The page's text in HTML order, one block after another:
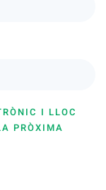
I LLOC
PRÒXIMA